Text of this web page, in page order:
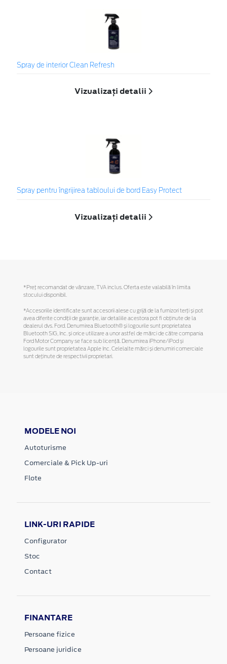
Spray de interior Clean Refresh
Vizualizați detalii
Spray pentru îngrijirea tabloului de bord Easy Protect
Vizualizați detalii
*Preţ recomandat de vânzare, TVA inclus. Oferta este valabilă în limita
stocului disponibil.
*Accesoriile identificate sunt accesorii alese cu grijă de la furnizori terți și pot
avea diferite condiții de garanție, iar detaliile acestora pot fi obținute de la
dealerul dvs. Ford. Denumirea Bluetooth® și logourile sunt proprietatea
Bluetooth SIG, Inc. și orice utilizare a unor astfel de mărci de către compania
Ford Motor Company se face sub licență. Denumirea iPhone/iPod și
logourile sunt proprietatea Apple Inc. Celelalte mărci și denumiri comerciale
sunt deținute de respectivii proprietari.
MODELE NOI
Autoturisme
Comerciale & Pick Up-uri
Flote
LINK-URI RAPIDE
Configurator
Stoc
Contact
FINANTARE
Persoane fizice
Persoane juridice